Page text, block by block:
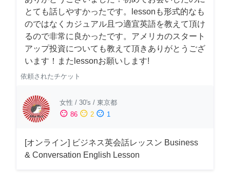
とても話しやすかったです。lessonも形式的なも
のではなくカジュアル且つ適宜英語を教えて頂け
るので非常に良かったです。アメリカのスタート
アップ投資についても教えて頂きありがとうござ
います！またlessonお願いします!
依頼されたチケット
女性 / 30's / 東京都
sentiment_satisfied 86 sentiment_neutral 2 sentiment_dissatisfied 1
[オンライン] ビジネス英会話レッスン Business
& Conversation English Lesson